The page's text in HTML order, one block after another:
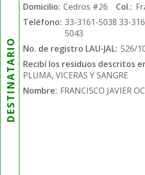
DESTINATARIO
Domicilio: Cedros #26 Col.:
Teléfono: 33-3161-5038 33-
5043
No. de registro LAU-JAL: 526/
Recibí los residuos descritos
PLUMA, VICERAS Y SANGRE
Nombre: FRANCISCO JAVIER